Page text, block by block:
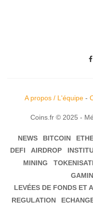
A propos / L'équipe-
Coins.fr © 2025 -
NEWS BITCOIN
DEFI
AIRDROP
MINING
LEVÉES DE FONDS ET
REGULATION